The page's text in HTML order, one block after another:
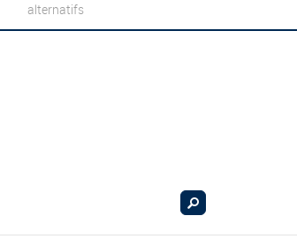
alternatifs